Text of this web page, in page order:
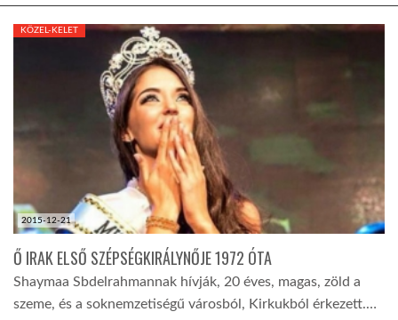
KÖZEL-KELET
A VILÁG ITTHON
MÉDIA
GLOBOTV BP
2015-12-21
KÖZEL-KELET
Ő IRAK ELSŐ SZÉPSÉGKIRÁLYNŐJE 1972 ÓTA
Shaymaa Sbdelrahmannak hívják, 20 éves, magas, zöld a
szeme, és a soknemzetiségű városból, Kirkukból érkezett.…